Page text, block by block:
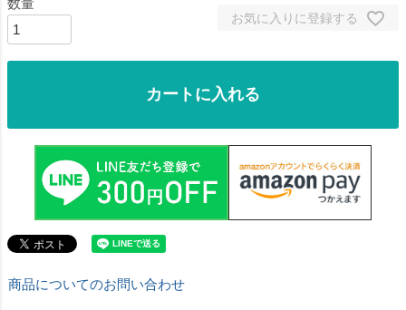
お気に入りに登録する
カートに入れる
商品についてのお問い合わせ